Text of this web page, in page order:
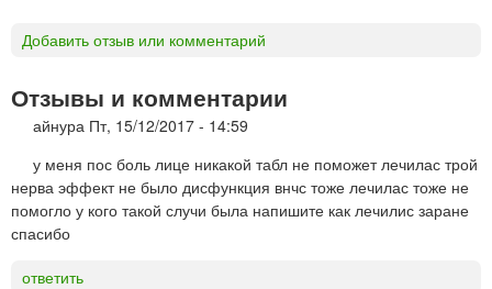
Добавить отзыв или комментарий
Отзывы и комментарии
айнура Пт, 15/12/2017 - 14:59
у меня пос боль лице никакой табл не поможет лечилас трой
нерва эффект не было дисфункция внчс тоже лечилас тоже не
помогло у кого такой случи была напишите как лечилис заране
спасибо
ответить